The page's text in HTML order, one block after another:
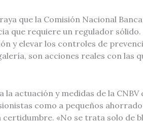
que la Comisión Nacional
que requiere un regulador
y elevar los controles de
son acciones reales con las
la actuación y medidas de la CNBV
como a pequeños
«No se trata solo de